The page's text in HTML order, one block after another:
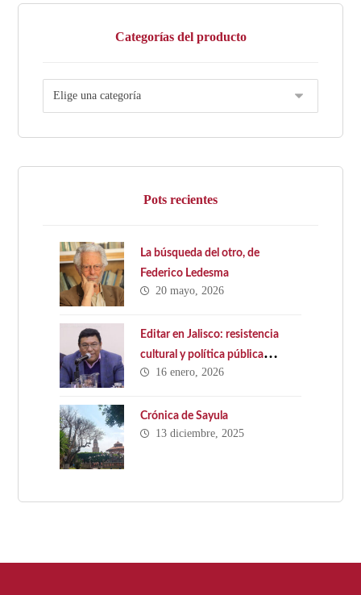
Categorías del producto
Pots recientes
La búsqueda del otro, de
Federico Ledesma
20 mayo, 2026
Editar en Jalisco: resistencia
cultural y política pública
ausente. Hacia una Ley Estatal
16 enero, 2026
Crónica de Sayula
13 diciembre, 2025